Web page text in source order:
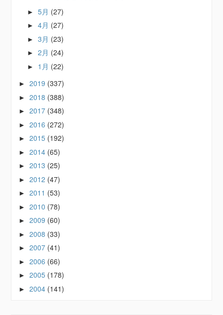
►5月 (27)
►4月 (27)
►3月 (23)
►2月 (24)
► 1月 (22)
►2019 (337)
►2018 (388)
►2017 (348)
►2016 (272)
►2015 (192)
►2014 (65)
►2013 (25)
►2012 (47)
►2011 (53)
►2010 (78)
►2009 (60)
►2008 (33)
►2007 (41)
►2006 (66)
►2005 (178)
►2004 (141)